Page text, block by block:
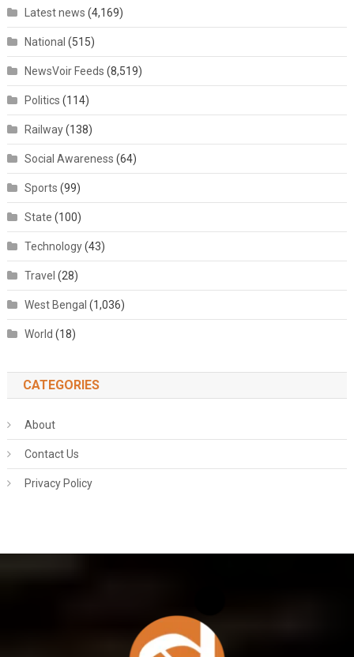
Latest news (4,169)
National (515)
NewsVoir Feeds (8,519)
Politics (114)
Railway(138)
Social Awareness (64)
Sports (99)
State (100)
Technology(43)
Travel (28)
West Bengal (1,036)
World (18)
CATEGORIES
About
Contact Us
Privacy Policy